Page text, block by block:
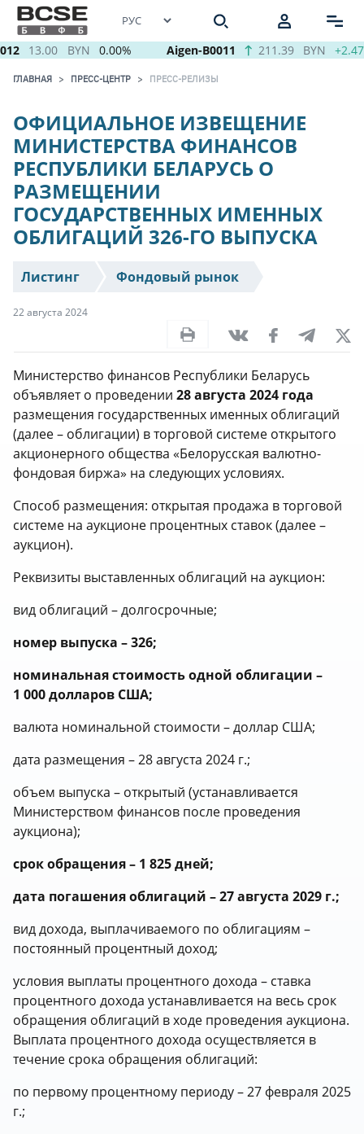
13.00 BYN 0.00% Aigen-B0011 211.39 BYN
ГЛАВНАЯ ПРЕСС-ЦЕНТР ПРЕСС-РЕЛИЗЫ
ОФИЦИАЛЬНОЕ ИЗВЕЩЕНИЕ
МИНИСТЕРСТВА ФИНАНСОВ
РЕСПУБЛИКИ БЕЛАРУСЬ О
РАЗМЕЩЕНИИ
ГОСУДАРСТВЕННЫХ ИМЕННЫХ
ОБЛИГАЦИЙ 326-ГО ВЫПУСКА
Листинг Фондовый рынок
22 августа 2024
Министерство финансов Республики Беларусь
объявляет о проведении 28 августа 2024 года
размещения государственных именных облигаций
(далее – облигации) в торговой системе открытого
акционерного общества «Белорусская валютно-
фондовая биржа» на следующих условиях.
Способ размещения: открытая продажа в торговой
системе на аукционе процентных ставок (далее –
аукцион).
Реквизиты выставленных облигаций на аукцион:
вид облигаций – долгосрочные;
номер выпуска – 326;
номинальная стоимость одной облигации –
1 000 долларов США;
валюта номинальной стоимости – доллар США;
дата размещения – 28 августа 2024 г.;
объем выпуска – открытый (устанавливается
Министерством финансов после проведения
аукциона);
срок обращения – 1 825 дней;
дата погашения облигаций – 27 августа 2029 г.;
вид дохода, выплачиваемого по облигациям –
постоянный процентный доход;
условия выплаты процентного дохода – ставка
процентного дохода устанавливается на весь срок
обращения облигаций в ходе проведения аукциона.
Выплата процентного дохода осуществляется в
течение срока обращения облигаций:
по первому процентному периоду – 27 февраля 2025
г.;